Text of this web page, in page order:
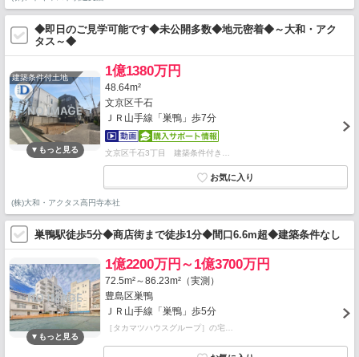
◆即日のご見学可能です◆未公開多数◆地元密着◆～大和・アク
タス～◆
建築条件付土地 1億1380万円
48.64m²
文京区千石
ＪＲ山手線「巣鴨」歩7分
文京区千石3丁目 建築条件付き…
(株)大和・アクタス高円寺本社
巣鴨駅徒歩5分◆商店街まで徒歩1分◆間口6.6m超◆建築条件なし
1億2200万円～1億3700万円
72.5m²～86.23m²（実測）
豊島区巣鴨
ＪＲ山手線「巣鴨」歩5分
［タカマツハウスグループ］の宅…